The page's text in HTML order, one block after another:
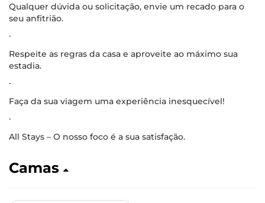
Qualquer dúvida ou solicitação, envie um recado para o
seu anfitrião.
∙
Respeite as regras da casa e aproveite ao máximo sua
estadia.
∙
Faça da sua viagem uma experiência inesquecível!
∙
All Stays – O nosso foco é a sua satisfação.
Camas